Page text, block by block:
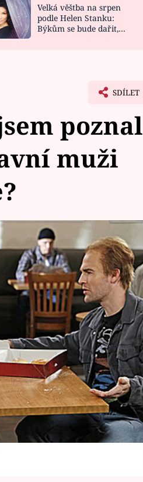
Velká věštba na srpen
podle Helen Stanku:
Býkům se bude dařit,
SDÍLET
poznal
muži